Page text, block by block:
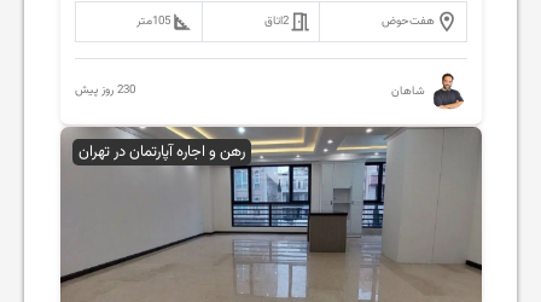
هفت‌حوض 2اتاق 105متر
شاهان 230 روز پیش
رهن و اجاره آپارتمان در تهران